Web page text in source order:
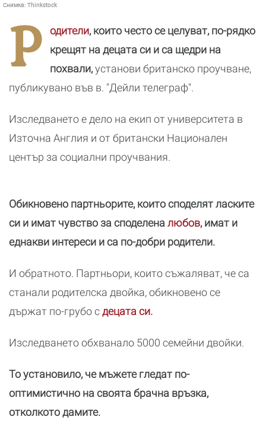
Снимка: Thinkstock
Р одители, които често се целуват, по-рядко
крещят на децата си и са щедри на
похвали,установи британско проучване,
публикувано във в. "Дейли телеграф".
Изследването е дело на екип от университета в
Източна Англия и от британски Национален
център за социални проучвания.
Обикновено партньорите, които споделят ласките
си и имат чувство за споделена любов, имат и
еднакви интереси и са по-добри родители.
И обратното. Партньори, които съжаляват, че са
станали родителска двойка, обикновено се
държат по-грубо сдецата си.
Изследването обхванало 5000 семейни двойки.
То установило, че мъжете гледат по-
оптимистично на своята брачна връзка,
отколкото дамите.